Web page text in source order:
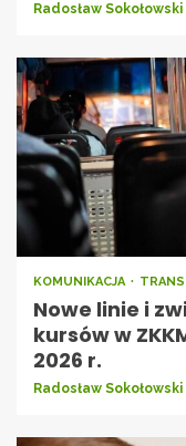
Radosław Sokołowski
KOMUNIKACJA
Nowe linie i
kursów w
2026 r.
Radosław Sokołowski